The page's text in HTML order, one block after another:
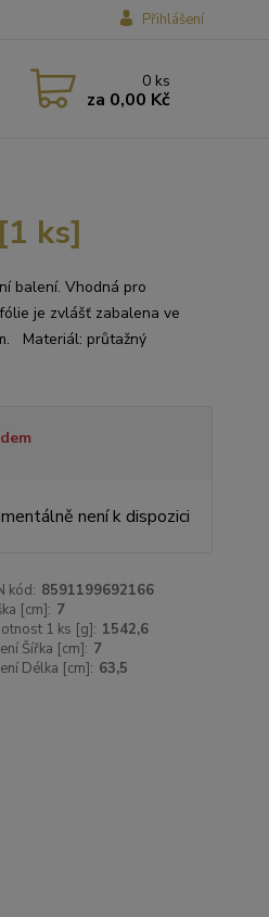
Přihlášení
0 ks
za 0,00 Kč
ks]
balení. Vhodná pro
je zvlášť zabalena ve
Materiál: průtažný
není k dispozici
kód: 8591199692166
[cm]: 7
1 ks [g]: 1542,6
Šířka [cm]: 7
Délka [cm]: 63,5